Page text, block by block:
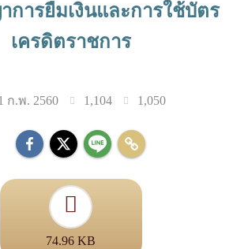
ารยืมเงินและการใช้บัตร
เครดิตราชการ
ก.พ. 2560 1,104 1,050
74.96 KB